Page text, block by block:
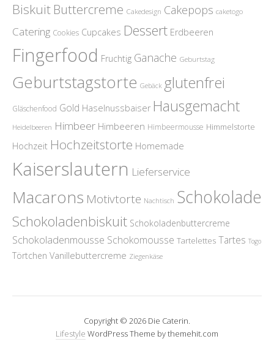
Biskuit Buttercreme Cakedesign Cakepops caketogo
Catering Cookies Cupcakes Dessert Erdbeeren
Fingerfood Fruchtig Ganache Geburtstag
Geburtstagstorte Gebäck glutenfrei
Gläschenfood Gold Haselnussbaiser Hausgemacht
Heidelbeeren Himbeer Himbeeren Himbeermousse Himmelstorte
Hochzeit Hochzeitstorte Homemade
Kaiserslautern Lieferservice
Macarons Motivtorte Nachtisch Schokolade
Schokoladenbiskuit Schokoladenbuttercreme
Schokoladenmousse Schokomousse Tartelettes Tartes Togo
Törtchen Vanillebuttercreme Ziegenkäse
Copyright © 2026 Die Caterin.
Lifestyle WordPress Theme by themehit.com